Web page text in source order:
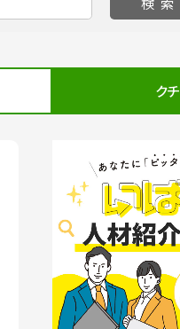
ク